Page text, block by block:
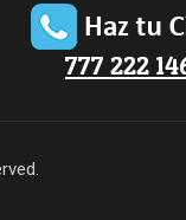
777 222